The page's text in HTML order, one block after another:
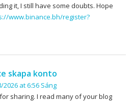
it, I still have some doubts. Hope
www.binance.bh/register?
skapa konto
2026 at 6:56 Sáng
sharing. I read many of your blog